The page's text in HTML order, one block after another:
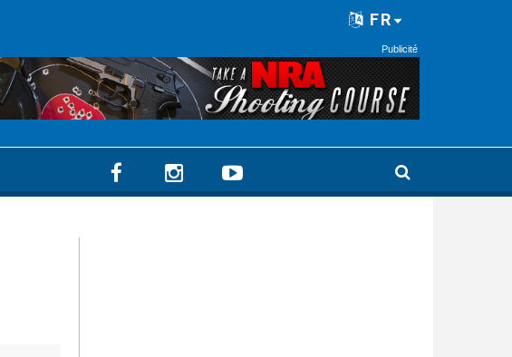
FR
Publicité